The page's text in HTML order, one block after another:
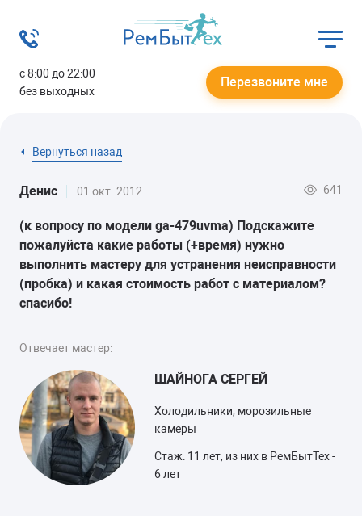
с 8:00 до 22:00
без выходных
Перезвоните мне
Вернуться назад
Денис 01 окт. 2012 641
(к вопросу по модели ga-479uvma) Подскажите
пожалуйста какие работы (+время) нужно
выполнить мастеру для устранения неисправности
(пробка) и какая стоимость работ с материалом?
спасибо!
Отвечает мастер:
ШАЙНОГА СЕРГЕЙ
Холодильники, морозильные
камеры
Стаж: 11 лет, из них в РемБытТех -
6 лет